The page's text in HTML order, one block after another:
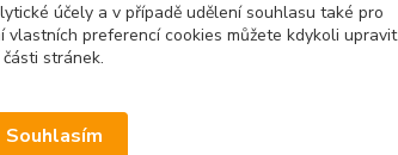
účely a v případě udělení souhlasu také pro
preferencí cookies můžete kdykoli upravit
stránek.
Souhlasím